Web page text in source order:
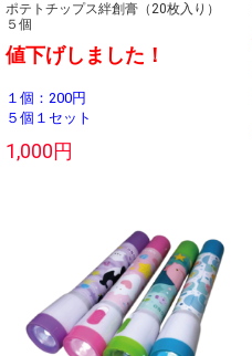
ポテトチップス絆創膏（20枚入り）
５個
値下げしました！
１個：200円
５個１セット
1,000円